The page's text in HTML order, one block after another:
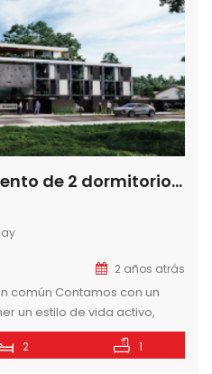
En Venta departamento de 2 dormitorios en Insignia Terra, Luque-Paraguay
2 años atrás
común Contamos con un
un estilo de vida activo,
en equipos de ejercicio.
amplio espacio para
2 1